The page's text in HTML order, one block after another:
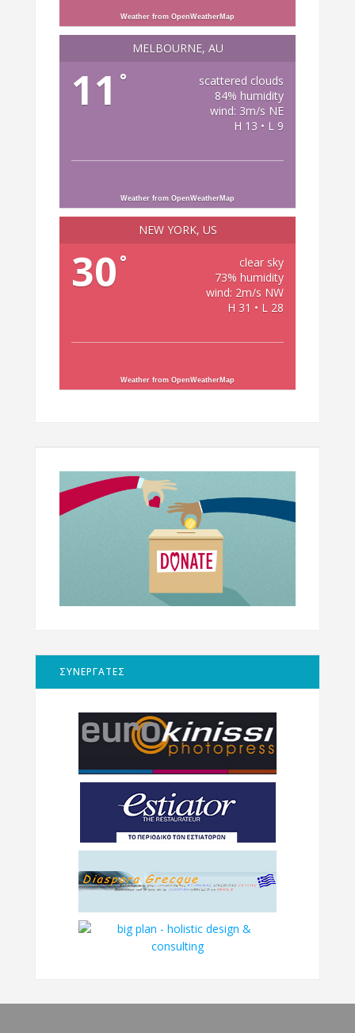
Weather from OpenWeatherMap
MELBOURNE, AU
11 °
scattered clouds
84% humidity
wind: 3m/s NE
H 13 • L 9
Weather from OpenWeatherMap
NEW YORK, US
30 °
clear sky
73% humidity
wind: 2m/s NW
H 31 • L 28
Weather from OpenWeatherMap
ΣΥΝΕΡΓΑΤΕΣ